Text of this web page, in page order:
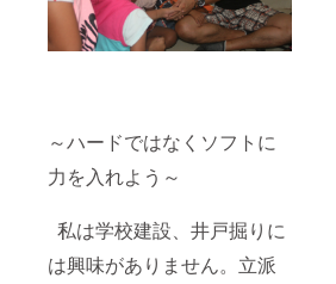
～ハードではなくソフトに
力を入れよう～
私は学校建設、井戸掘りに
は興味がありません。立派